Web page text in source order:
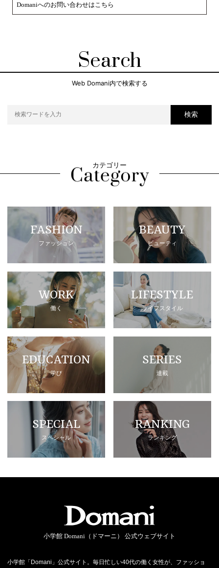
Domaniへのお問い合わせはこちら
Search
Web Domani内で検索する
検索
カテゴリー
FASHION
ファッション
BEAUTY
ビューティ
WORK
働く
LIFESTYLE
ライフスタイル
EDUCATION
学び
SERIES
連載
SPECIAL
スペシャル
RANKING
ランキング
小学館 Domani（ドマーニ） 公式ウェブサイト
小学館「Domani」公式サイト。毎日忙しい40代の働く女性が、ファッショ